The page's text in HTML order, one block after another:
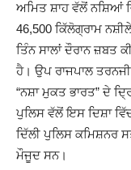
ਅਮਿਤ ਸ਼ਾਹ ਵੱਲੋਂ ਨਸ਼ਿਆਂ
46,500 ਕਿੱਲੋਗ੍ਰਾਮ
ਤਿੰਨ ਸਾਲਾਂ ਦੌਰਾਨ ਜ਼ਬਤ
ਹੈ। ਉਪ ਰਾਜਪਾਲ
“ਨਸ਼ਾ ਮੁਕਤ ਭਾਰਤ” ਦੇ
ਪੁਲਿਸ ਵੱਲੋਂ ਇਸ ਦਿਸ਼ਾ
ਦਿੱਲੀ ਪੁਲਿਸ ਕਮਿਸ਼ਨਰ
ਮੌਜੂਦ ਸਨ।